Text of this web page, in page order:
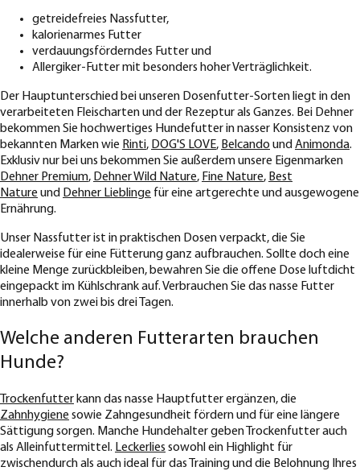
getreidefreies Nassfutter,
kalorienarmes Futter
verdauungsförderndes Futter und
Allergiker-Futter mit besonders hoher Verträglichkeit.
Der Hauptunterschied bei unseren Dosenfutter-Sorten liegt in den
verarbeiteten Fleischarten und der Rezeptur als Ganzes. Bei Dehner
bekommen Sie hochwertiges Hundefutter in nasser Konsistenz von
bekannten Marken wie Rinti, DOG'S LOVE, Belcando und Animonda.
Exklusiv nur bei uns bekommen Sie außerdem unsere Eigenmarken
Dehner Premium, Dehner Wild Nature, Fine Nature, Best
Nature und Dehner Lieblinge für eine artgerechte und ausgewogene
Ernährung.
Unser Nassfutter ist in praktischen Dosen verpackt, die Sie
idealerweise für eine Fütterung ganz aufbrauchen. Sollte doch eine
kleine Menge zurückbleiben, bewahren Sie die offene Dose luftdicht
eingepackt im Kühlschrank auf. Verbrauchen Sie das nasse Futter
innerhalb von zwei bis drei Tagen.
Welche anderen Futterarten brauchen
Hunde?
Trockenfutter kann das nasse Hauptfutter ergänzen, die
Zahnhygiene sowie Zahngesundheit fördern und für eine längere
Sättigung sorgen. Manche Hundehalter geben Trockenfutter auch
als Alleinfuttermittel. Leckerlies sowohl ein Highlight für
zwischendurch als auch ideal für das Training und die Belohnung Ihres